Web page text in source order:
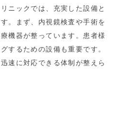
ニックでは、充実した設備と
。まず、内視鏡検査や手術を
機器が整っています。患者様
するための設備も重要です。
速に対応できる体制が整えら